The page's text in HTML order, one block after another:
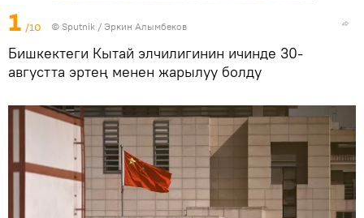
1 /10 © Sputnik / Эркин Алымбеков
Бишкектеги Кытай элчилигинин ичинде 30-
августта эртең менен жарылуу болду